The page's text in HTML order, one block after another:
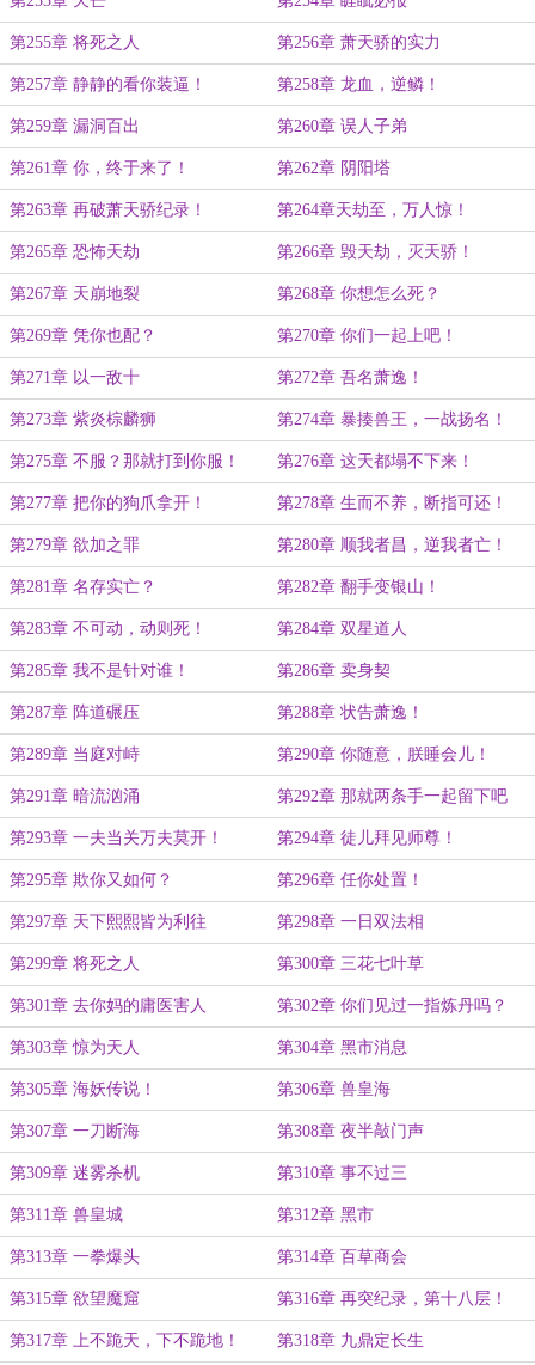
第255章 将死之人 第256章 萧天骄的实力
第257章 静静的看你装逼！ 第258章 龙血，逆鳞！
第259章 漏洞百出 第260章 误人子弟
第261章 你，终于来了！ 第262章 阴阳塔
第263章 再破萧天骄纪录！ 第264章天劫至，万人惊！
第265章 恐怖天劫 第266章 毁天劫，灭天骄！
第267章 天崩地裂 第268章 你想怎么死？
第269章 凭你也配？ 第270章 你们一起上吧！
第271章 以一敌十 第272章 吾名萧逸！
第273章 紫炎棕麟狮 第274章 暴揍兽王，一战扬名！
第275章 不服？那就打到你服！ 第276章 这天都塌不下来！
第277章 把你的狗爪拿开！ 第278章 生而不养，断指可还！
第279章 欲加之罪 第280章 顺我者昌，逆我者亡！
第281章 名存实亡？ 第282章 翻手变银山！
第283章 不可动，动则死！ 第284章 双星道人
第285章 我不是针对谁！ 第286章 卖身契
第287章 阵道碾压 第288章 状告萧逸！
第289章 当庭对峙 第290章 你随意，朕睡会儿！
第291章 暗流汹涌 第292章 那就两条手一起留下吧
第293章 一夫当关万夫莫开！ 第294章 徒儿拜见师尊！
第295章 欺你又如何？ 第296章 任你处置！
第297章 天下熙熙皆为利往 第298章 一日双法相
第299章 将死之人 第300章 三花七叶草
第301章 去你妈的庸医害人 第302章 你们见过一指炼丹吗？
第303章 惊为天人 第304章 黑市消息
第305章 海妖传说！ 第306章 兽皇海
第307章 一刀断海 第308章 夜半敲门声
第309章 迷雾杀机 第310章 事不过三
第311章 兽皇城 第312章 黑市
第313章 一拳爆头 第314章 百草商会
第315章 欲望魔窟 第316章 再突纪录，第十八层！
第317章 上不跪天，下不跪地！ 第318章 九鼎定长生